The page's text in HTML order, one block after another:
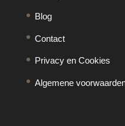
Blog
Contact
Privacy en Cookies
Algemene